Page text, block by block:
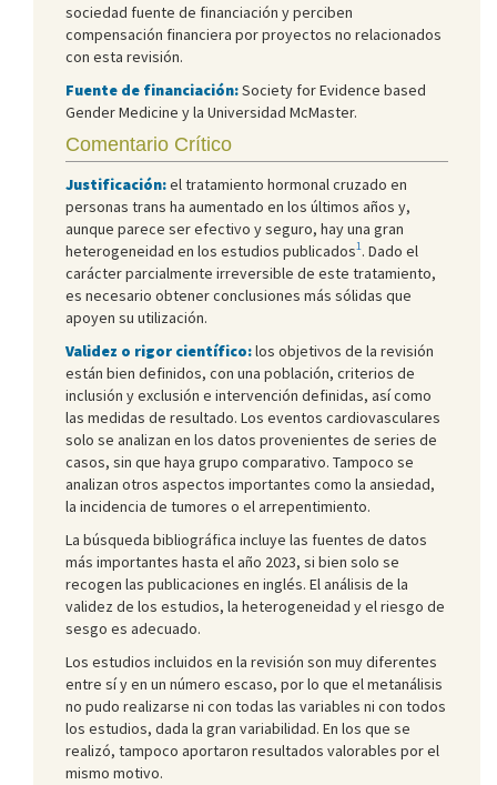
sociedad fuente de financiación y perciben
compensación financiera por proyectos no relacionados
con esta revisión.
Fuente de financiación:Society for Evidence based
Gender Medicine y la Universidad McMaster.
Comentario Crítico
Justificación:el tratamiento hormonal cruzado en
personas trans ha aumentado en los últimos años y,
aunque parece ser efectivo y seguro, hay una gran
heterogeneidad en los estudios publicados1. Dado el
carácter parcialmente irreversible de este tratamiento,
es necesario obtener conclusiones más sólidas que
apoyen su utilización.
Validez o rigor científico:los objetivos de la revisión
están bien definidos, con una población, criterios de
inclusión y exclusión e intervención definidas, así como
las medidas de resultado. Los eventos cardiovasculares
solo se analizan en los datos provenientes de series de
casos, sin que haya grupo comparativo. Tampoco se
analizan otros aspectos importantes como la ansiedad,
la incidencia de tumores o el arrepentimiento.
La búsqueda bibliográfica incluye las fuentes de datos
más importantes hasta el año 2023, si bien solo se
recogen las publicaciones en inglés. El análisis de la
validez de los estudios, la heterogeneidad y el riesgo de
sesgo es adecuado.
Los estudios incluidos en la revisión son muy diferentes
entre sí y en un número escaso, por lo que el metanálisis
no pudo realizarse ni con todas las variables ni con todos
los estudios, dada la gran variabilidad. En los que se
realizó, tampoco aportaron resultados valorables por el
mismo motivo.